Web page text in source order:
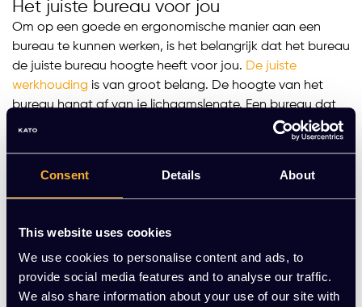
Consent Details About
This website uses cookies
We use cookies to personalise content and ads, to
provide social media features and to analyse our traffic.
We also share information about your use of our site with
Het juiste bureau voor jou
Om op een goede en ergonomische manier aan een
bureau te kunnen werken, is het belangrijk dat het bureau
de juiste bureau hoogte heeft voor jou. De juiste
werkhouding is van groot belang. De hoogte van het
bureau hangt af van je lichaamslengte. Een bureau dat
niet verstelbaar is, heeft meestal een hoogte van 70 tot
75 cm, wat geschikt is voor een lichaamslengte van
minstens 120 cm breed en 80 cm diep zijn, zodat je je
monitor of beeldscherm op de juiste afstand kunt
zicht te voorkomen. Om er zeker van te zijn dat een
bureau de juiste hoogte voor jou heeft, is het het beste
om te kiezen voor een verstelbaar bureau. Bij Kato
Kantoorinrichting vind je het juiste verstelbare bureau